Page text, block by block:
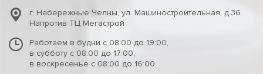
г. Набережные Челны, ул. Машиностроительная, д.36.
Напротив ТЦ Мегастрой
Работаем в будни с 08:00 до 19:00,
в субботу с 08:00 до 17:00,
в воскресенье с 08:00 до 16:00